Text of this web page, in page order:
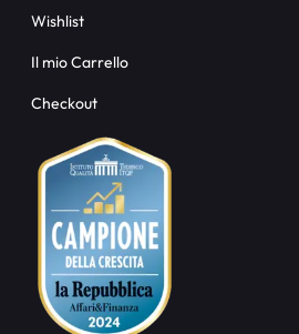
Wishlist
Il mio Carrello
Checkout